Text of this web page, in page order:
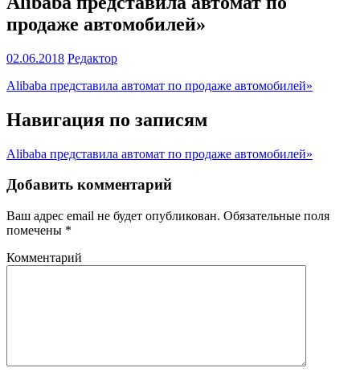
продаже автомобилей»
02.06.2018 Редактор
Alibaba представила автомат по продаже автомобилей»
Навигация по записям
Alibaba представила автомат по продаже автомобилей»
Добавить комментарий
Ваш адрес email не будет опубликован. Обязательные поля
помечены *
Комментарий